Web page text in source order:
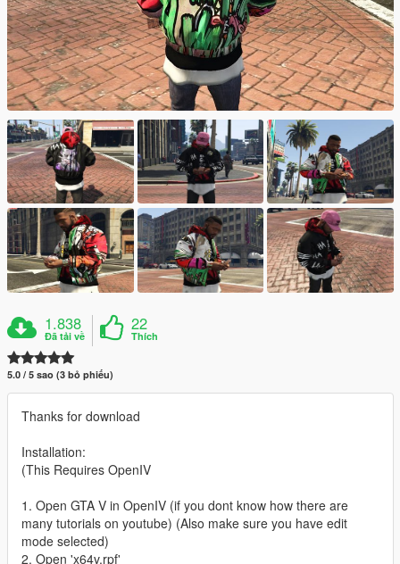
1.838
Đã tải về
22
Thích
5.0 / 5 sao (3 bỏ phiếu)
Thanks for download
Installation:
(This Requires OpenIV
1. Open GTA V in OpenIV (if you dont know how there are
many tutorials on youtube) (Also make sure you have edit
mode selected)
2. Open 'x64v.rpf'